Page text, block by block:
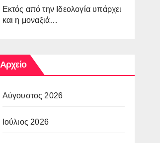
Εκτός από την Ιδεολογία υπάρχει
και η μοναξιά…
Αρχείο
Αύγουστος 2026
Ιούλιος 2026